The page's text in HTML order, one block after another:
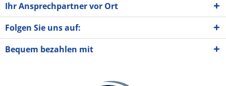
Ihr Ansprechpartner vor Ort
Folgen Sie uns auf:
Bequem bezahlen mit